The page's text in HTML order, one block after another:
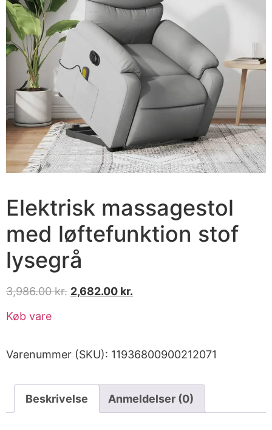
Elektrisk massagestol
med løftefunktion stof
lysegrå
3,986.00kr. 2,682.00 kr.
Køb vare
Varenummer (SKU): 11936800900212071
Beskrivelse Anmeldelser (0)